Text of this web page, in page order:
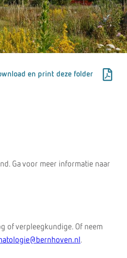
en print deze folder
Ga voor meer informatie naar
of verpleegkundige. Of neem
.